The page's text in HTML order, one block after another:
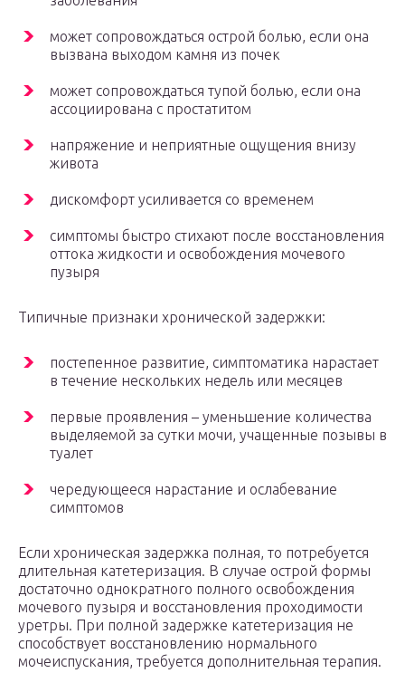
может сопровождаться острой болью, если она
вызвана выходом камня из почек
может сопровождаться тупой болью, если она
ассоциирована с простатитом
напряжение и неприятные ощущения внизу
живота
дискомфорт усиливается со временем
симптомы быстро стихают после восстановления
оттока жидкости и освобождения мочевого
пузыря
Типичные признаки хронической задержки:
постепенное развитие, симптоматика нарастает
в течение нескольких недель или месяцев
первые проявления – уменьшение количества
выделяемой за сутки мочи, учащенные позывы в
туалет
чередующееся нарастание и ослабевание
симптомов
Если хроническая задержка полная, то потребуется
длительная катетеризация. В случае острой формы
достаточно однократного полного освобождения
мочевого пузыря и восстановления проходимости
уретры. При полной задержке катетеризация не
способствует восстановлению нормального
мочеиспускания, требуется дополнительная терапия.